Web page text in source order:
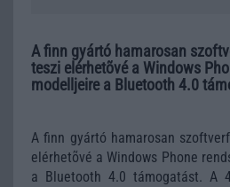
A finn gyártó hamarosan
teszi elérhetõvé a Windows
modelljeire a Bluetooth 4.0
A finn gyártó hamarosan
elérhetõvé a Windows Phone
a Bluetooth 4.0 támogatást. A